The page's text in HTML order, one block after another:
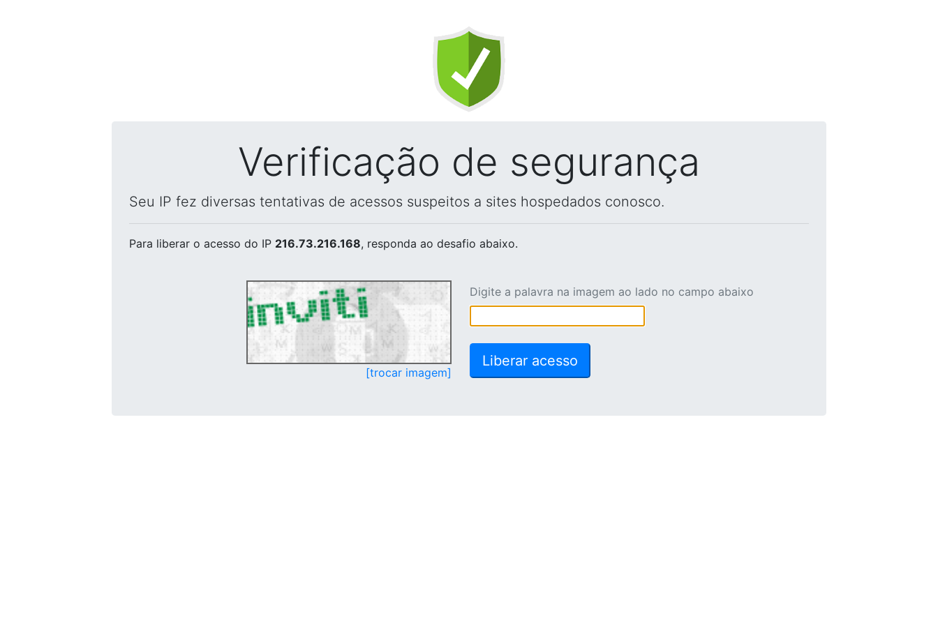
Verificação de segurança
Seu IP fez diversas tentativas de acessos suspeitos a sites hospedados conosco.
Para liberar o acesso do IP 216.73.216.168, responda ao desafio abaixo.
[trocar imagem]
Digite a palavra na imagem ao lado no campo abaixo